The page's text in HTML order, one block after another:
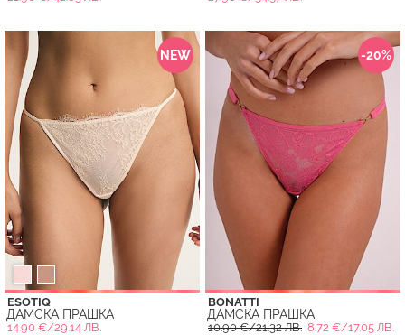
NEW
ESOTIQ
ДАМСКА ПРАШКА
14.90 €/29.14 ЛВ.
-20%
BONATTI
ДАМСКА ПРАШКА
10.90 €/21.32 ЛВ. 8.72 €/17.05 ЛВ.